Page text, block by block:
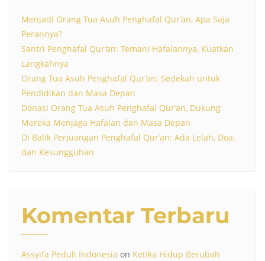
Menjadi Orang Tua Asuh Penghafal Qur’an, Apa Saja
Perannya?
Santri Penghafal Qur’an: Temani Hafalannya, Kuatkan
Langkahnya
Orang Tua Asuh Penghafal Qur’an: Sedekah untuk
Pendidikan dan Masa Depan
Donasi Orang Tua Asuh Penghafal Qur’an, Dukung
Mereka Menjaga Hafalan dan Masa Depan
Di Balik Perjuangan Penghafal Qur’an: Ada Lelah, Doa,
dan Kesungguhan
Komentar Terbaru
Assyifa Peduli Indonesia on Ketika Hidup Berubah